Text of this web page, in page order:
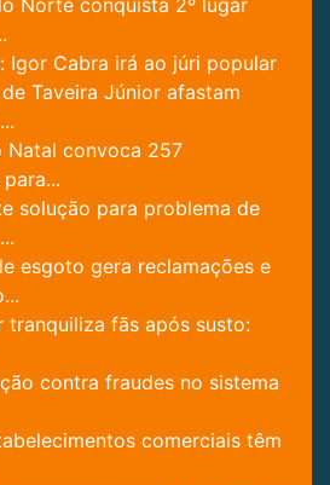
Norte conquista 2º lugar
Igor Cabra irá ao júri popular
Taveira Júnior afastam
Natal convoca 257
solução para problema de
esgoto gera reclamações e
tranquiliza fãs após susto:
contra fraudes no sistema
comerciais têm